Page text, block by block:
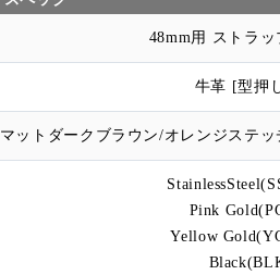
48mm用 ストラッ
牛革 [型押
マットダークブラウン/オレンジステッ
Pink
Yellow